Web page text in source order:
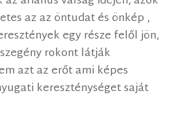
az az öntudat és önkép ,
egy része felől jön,
rokont látják
azt az erőt ami képes
kereszténységet saját